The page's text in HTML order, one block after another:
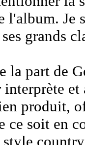
l'album. Je
grands
la part de
produit,
ce soit en
style